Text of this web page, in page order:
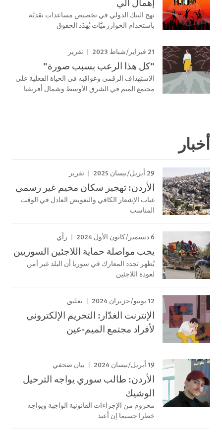
نهج البنك الدولي في تخصيص مساعدات نقديّة
باستخدام الخوارزميّات يُهدّد الحقوق
21 فبراير/شباط 2023 تقرير
"كل هذا الرعب بسبب صورة"
الاستهداف الرقمي وعواقبه في الحياة الفعلية على
مجتمع الميم في الشرق الأوسط وشمال أفريقيا
أخبار
29 أبريل/نيسان 2025 تقرير
الأردن: تهجير سكان مخيم غير رسمي
غياب الإشعار الكافي والتعويض العادل في الوقت
المناسب
6 ديسمبر/كانون الأول 2024 رأي
يجب مواصلة حماية اللاجئين السوريين
يُظهر تجدد المعارك في سوريا أن البلد غير آمن
لعودة اللاجئين
12 يونيو/حزيران 2024 تعليق
الإنترنت الغدّار: التجريم الإلكتروني
لأفراد مجتمع الميم-عين
19 أبريل/نيسان 2024 بيان صحفي
الأردن: طالب سوري يواجه الترحيل
الوشيك
محروم من الإجراءات القانونية الواجبة ويواجه
خطرا جسيما إن أعيد